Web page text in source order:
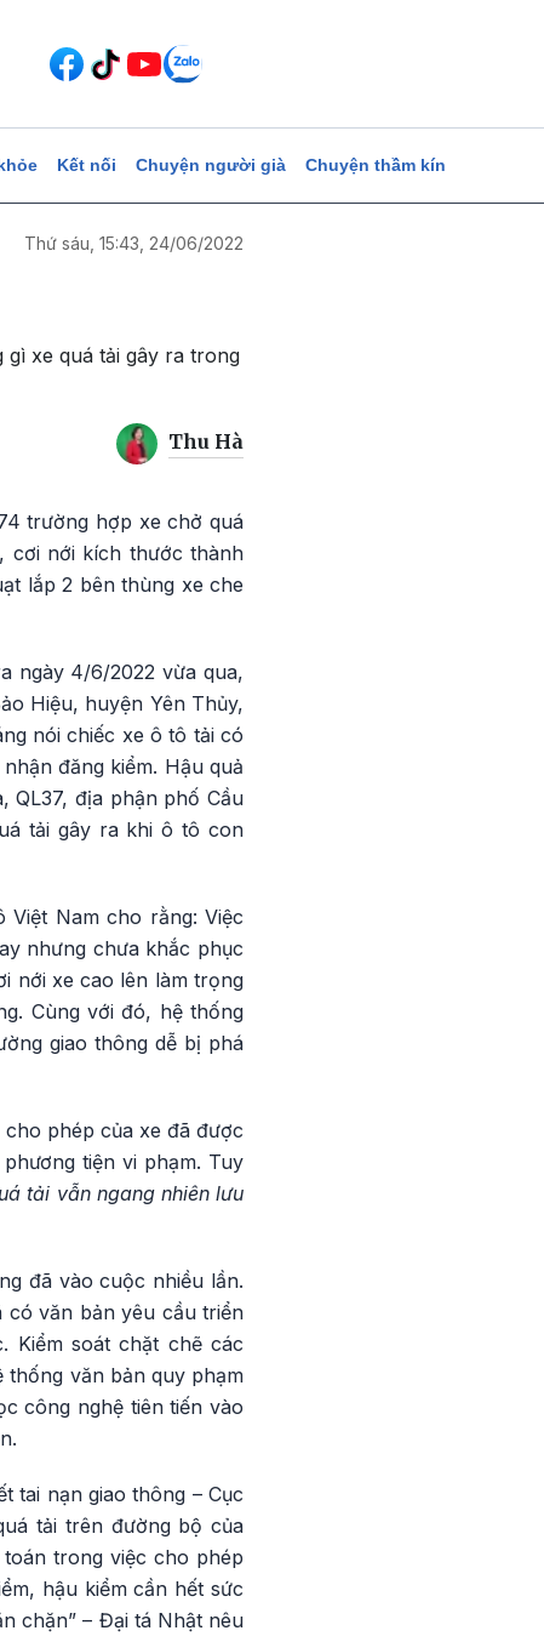
Kết nối Chuyện người già Chuyện thầm kín
Thứ sáu, 15:43, 24/06/2022
xe quá tải gây ra trong
Thu Hà
trường hợp xe chở quá
cơi nới kích thước thành
lắp 2 bên thùng xe che
ngày 4/6/2022 vừa qua,
Hiệu, huyện Yên Thủy,
nói chiếc xe ô tô tải có
đăng kiểm. Hậu quả
QL37, địa phận phố Cầu
tải gây ra khi ô tô con
Việt Nam cho rằng: Việc
nhưng chưa khắc phục
nới xe cao lên làm trọng
Cùng với đó, hệ thống
giao thông dễ bị phá
phép của xe đã được
tiện vi phạm. Tuy
tải vẫn ngang nhiên lưu
đã vào cuộc nhiều lần.
có văn bản yêu cầu triển
Kiểm soát chặt chẽ các
thống văn bản quy phạm
công nghệ tiên tiến vào
tai nạn giao thông – Cục
tải trên đường bộ của
trong việc cho phép
hậu kiểm cần hết sức
chặn” – Đại tá Nhật nêu